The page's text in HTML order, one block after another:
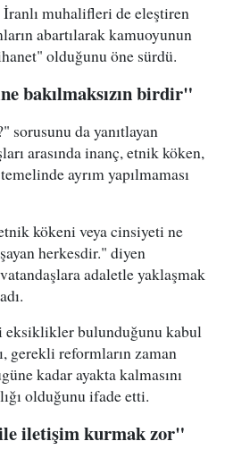
İranlı muhalifleri de eleştiren
abartılarak kamuoyunun
olduğunu öne sürdü.
bakılmaksızın birdir"
da yanıtlayan
arasında inanç, etnik köken,
ayrım yapılmaması
kökeni veya cinsiyeti ne
herkesdir." diyen
adaletle yaklaşmak
eksiklikler bulunduğunu kabul
gerekli reformların zaman
kadar ayakta kalmasını
olduğunu ifade etti.
iletişim kurmak zor"